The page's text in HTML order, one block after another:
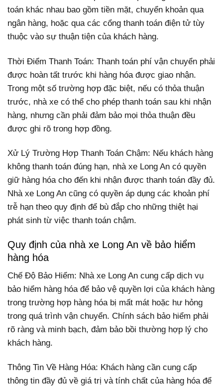
toán khác nhau bao gồm tiền mặt, chuyển khoản qua
ngân hàng, hoặc qua các cổng thanh toán điện tử tùy
thuộc vào sự thuận tiện của khách hàng.
Thời Điểm Thanh Toán: Thanh toán phí vận chuyển phải
được hoàn tất trước khi hàng hóa được giao nhận.
Trong một số trường hợp đặc biệt, nếu có thỏa thuận
trước, nhà xe có thể cho phép thanh toán sau khi nhận
hàng, nhưng cần phải đảm bảo mọi thỏa thuận đều
được ghi rõ trong hợp đồng.
Xử Lý Trường Hợp Thanh Toán Chậm: Nếu khách hàng
không thanh toán đúng hạn, nhà xe Long An có quyền
giữ hàng hóa cho đến khi nhận được thanh toán đầy đủ.
Nhà xe Long An cũng có quyền áp dụng các khoản phí
trễ hạn theo quy định để bù đắp cho những thiệt hại
phát sinh từ việc thanh toán chậm.
Quy định của nhà xe Long An về bảo hiểm
hàng hóa
Chế Độ Bảo Hiểm: Nhà xe Long An cung cấp dịch vụ
bảo hiểm hàng hóa để bảo vệ quyền lợi của khách hàng
trong trường hợp hàng hóa bị mất mát hoặc hư hỏng
trong quá trình vận chuyển. Chính sách bảo hiểm phải
rõ ràng và minh bạch, đảm bảo bồi thường hợp lý cho
khách hàng.
Thông Tin Về Hàng Hóa: Khách hàng cần cung cấp
thông tin đầy đủ về giá trị và tính chất của hàng hóa để